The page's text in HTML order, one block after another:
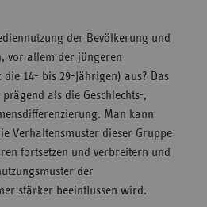
der Bevölkerung und
vor allem der jüngeren
14- bis 29-Jährigen) aus? Das
als die Geschlechts-,
Man kann
Verhaltensmuster dieser Gruppe
fortsetzen und verbreitern und
der
stärker beeinflussen wird.